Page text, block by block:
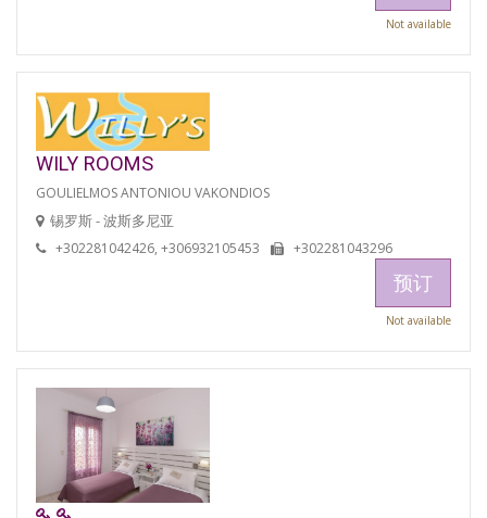
Not available
WILY ROOMS
GOULIELMOS ANTONIOU VAKONDIOS
锡罗斯 - 波斯多尼亚
+302281042426, +306932105453 +302281043296
预订
Not available